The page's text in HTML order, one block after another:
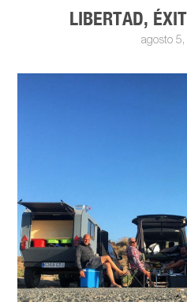
LIBERTAD,
agosto 5,